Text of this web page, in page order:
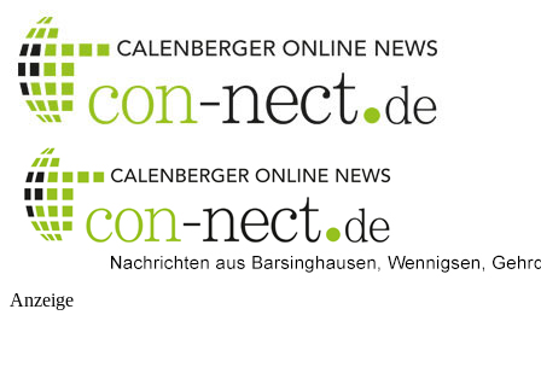
Anzeige